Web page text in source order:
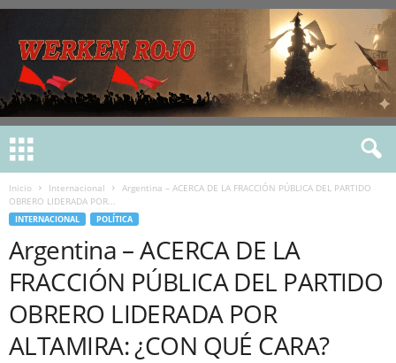
Inicio Internacional
Argentina – ACERCA DE LA FRACCIÓN PÚBLICA DEL PARTIDO
OBRERO LIDERADA POR...
INTERNACIONAL POLÍTICA
Argentina – ACERCA DE LA
FRACCIÓN PÚBLICA DEL PARTIDO
OBRERO LIDERADA POR
ALTAMIRA: ¿CON QUÉ CARA?